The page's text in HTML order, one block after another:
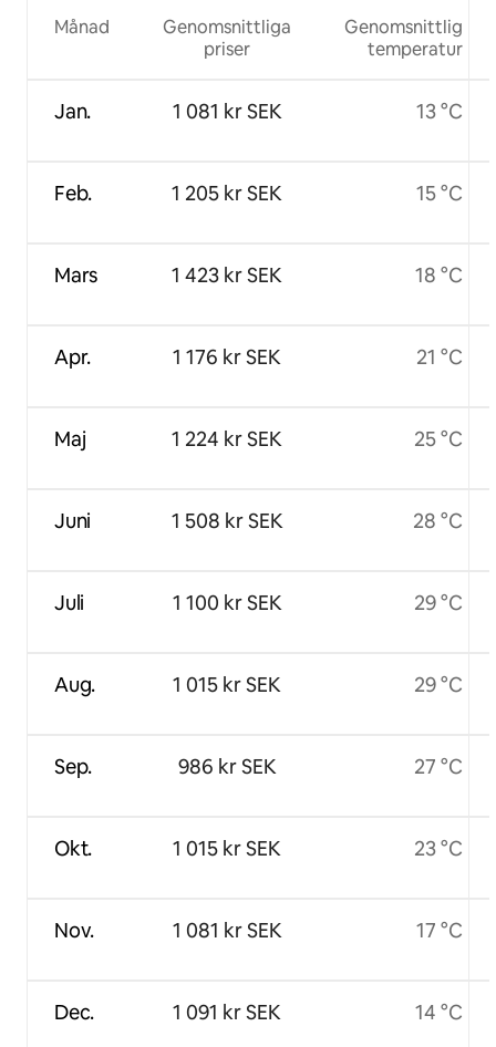
Månad
Jan.
Feb.
Mars
Apr.
Maj
Juni
Juli
Aug.
Sep.
Okt.
Nov.
Dec.
Genomsnittliga
priser
1 081 kr SEK
1 205 kr SEK
1 423 kr SEK
1 176 kr SEK
1 224 kr SEK
1 508 kr SEK
1 100 kr SEK
1 015 kr SEK
986 kr SEK
1 015 kr SEK
1 081 kr SEK
1 091 kr SEK
Genomsnittlig
temperatur
13 °C
15 °C
18 °C
21 °C
25 °C
28 °C
29 °C
29 °C
27 °C
23 °C
17 °C
14 °C